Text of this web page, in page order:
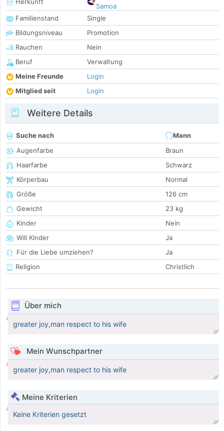
Samoa
Familienstand
Single
Bildungsniveau
Promotion
Rauchen
Nein
Beruf
Verwaltung
Meine Freunde
Login
Mitglied seit
Login
Weitere Details
Suche nach
Mann
Augenfarbe
Braun
Haarfarbe
Schwarz
Körperbau
Normal
Größe
126 cm
Gewicht
23 kg
Kinder
Nein
Will Kinder
Ja
Für die Liebe umziehen?
Ja
Religion
Christlich
Über mich
greater joy,man respect to his wife
Mein Wunschpartner
greater joy,man respect to his wife
Meine Kriterien
Keine Kriterien gesetzt